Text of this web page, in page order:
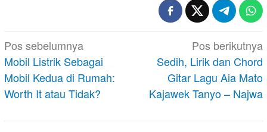
Navigasi
pos
Pos sebelumnya
Mobil Listrik Sebagai
Mobil Kedua di Rumah:
Worth It atau Tidak?
Pos berikutnya
Sedih, Lirik dan Chord
Gitar Lagu Aia Mato
Kajawek Tanyo – Najwa